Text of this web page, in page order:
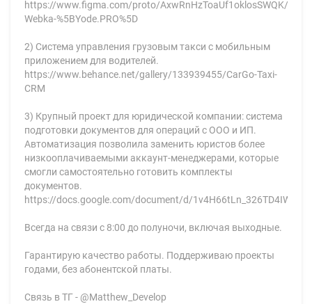
https://www.figma.com/proto/AxwRnHzToaUf1oklosSWQK/
Webka-%5BYode.PRO%5D
2) Система управления грузовым такси с мобильным
приложением для водителей.
https://www.behance.net/gallery/133939455/CarGo-Taxi-
CRM
3) Крупный проект для юридической компании: система
подготовки документов для операций с ООО и ИП.
Автоматизация позволила заменить юристов более
низкооплачиваемыми аккаунт-менеджерами, которые
смогли самостоятельно готовить комплекты
документов.
https://docs.google.com/document/d/
Всегда на связи с 8:00 до полуночи, включая выходные.
Гарантирую качество работы. Поддерживаю проекты
годами, без абонентской платы.
Связь в ТГ - @Matthew_Develop